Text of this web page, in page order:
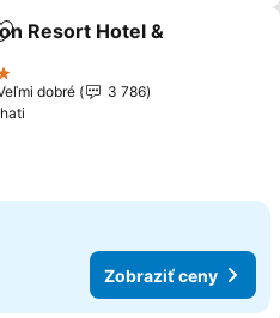
Pridať do obľúbených
Resort Hotel &
ceny
hviezdičiek
dobré
3 786
Zobraziť ceny